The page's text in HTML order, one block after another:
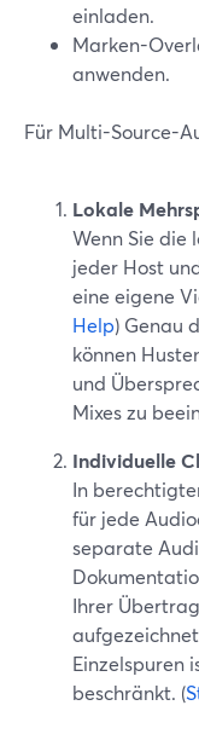
einladen.
Marken-
anwenden.
Für Multi-Source-
Lokale
Wenn Sie die
jeder Host
eine eigene
Help) Genau
können
und
Mixes zu
Individuelle
In
für jede
separate
Ihrer
Einzelspuren
beschränkt. (